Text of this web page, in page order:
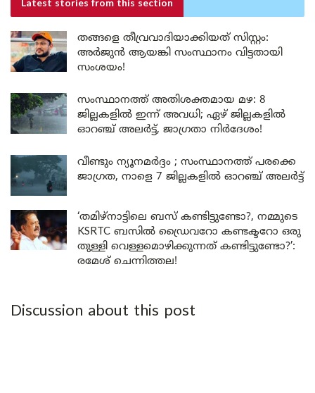
Latest stories from this section
തങ്ങളെ തീവ്രവാദിയാക്കിയത് സിസ്റ്റം:
അർജുൻ ആയങ്കി സംസ്ഥാനം വിട്ടതായി
സംശയം!
സംസ്ഥാനത്ത് അതിശക്തമായ മഴ: 8
ജില്ലകളിൽ ഇന്ന് അവധി; ഏഴ് ജില്ലകളിൽ
ഓറഞ്ച് അലർട്ട്, ജാഗ്രതാ നിർദേശം!
വീണ്ടും ന്യൂനമർദ്ദം ; സംസ്ഥാനത്ത് പരക്കെ
ജാഗ്രത, നാളെ 7 ജില്ലകളിൽ ഓറഞ്ച് അലർട്ട്
‘തമിഴ്‌നാട്ടിലെ ബസ് കണ്ടിട്ടുണ്ടോ?, നമ്മുടെ
KSRTC ബസിൽ ഡ്രൈവറോ കണ്ടക്ടറോ ഒരു
തുള്ളി വെള്ളമൊഴിക്കുന്നത് കണ്ടിട്ടുണ്ടോ?’:
രമേശ് ചെന്നിത്തല!
Discussion about this post